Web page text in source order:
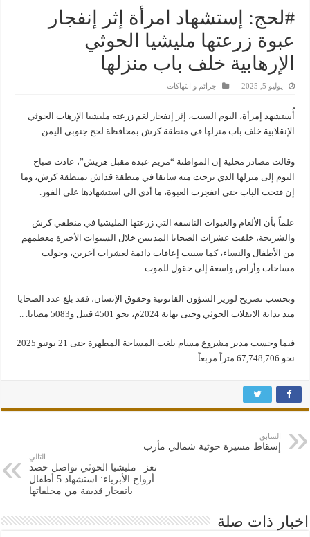
#لحج: إستشهاد امرأة إثر إنفجار
عبوة زرعتها مليشيا الحوثي
الإرهابية خلف باب منزلها
يوليو 5, 2025 جرائم و انتهاكات
أُستشهد إمرأة، اليوم السبت، إثر إنفجار لغم زرعته مليشيا الإرهاب الحوثي
الإنقلابية خلف باب منزلها في منطقة كرش بمحافظة لحج جنوبي اليمن.
وقالت مصادر محلية إن المواطنة “مريم عبده مقبل هريش”، عادت صباح
اليوم إلى منزلها الذي نزحت منه سابقا في منطقة قداش بمنطقة كرش، وما
إن فتحت الباب حتى انفجرت العبوة، ما أدى الى استشهادها على الفور.
علماً بأن الألغام والعبوات الناسفة التي زرعتها المليشيا في منطقي كرش
والشريجة، خلفت عشرات الضحايا المدنيين خلال السنوات الأخيرة معظمهم
من الأطفال والنساء، كما سببت إعاقات دائمة لعشرات آخرين، وحولت
مساحات وأراض واسعة إلى حقول للموت.
وبحسب تصريح لوزير الشؤون القانونية وحقوق الإنسان، فقد بلغ عدد الضحايا
منذ بداية الانقلاب الحوثي وحتى نهاية 2024م، نحو 4501 قتيل و5083 مصابا. ..
فيما وحسب مدير مشروع مسام بلغت المساحة المطهرة حتى 21 يونيو 2025
نحو 67,748,706 متراً مربعاً
السابق
إسقاط مسيرة حوثية شمالي مأرب
التالي
تعز | مليشيا الحوثي تواصل حصد
أرواح الأبرياء: استشهاد 5 أطفال
بانفجار قذيفة من مخلفاتها
اخبار ذات صلة